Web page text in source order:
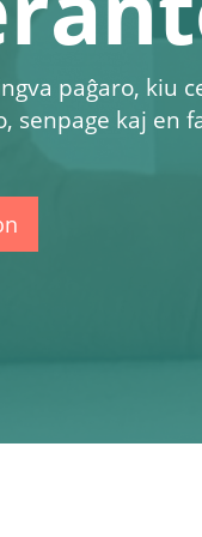
paĝaro, kiu
senpage kaj en